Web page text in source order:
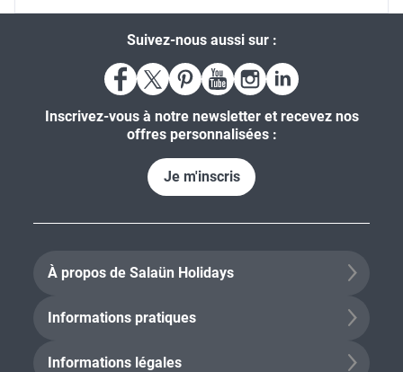
Suivez-nous aussi sur :
Inscrivez-vous à notre newsletter et recevez nos
offres personnalisées :
Je m'inscris
À propos de Salaün Holidays
Informations pratiques
Informations légales